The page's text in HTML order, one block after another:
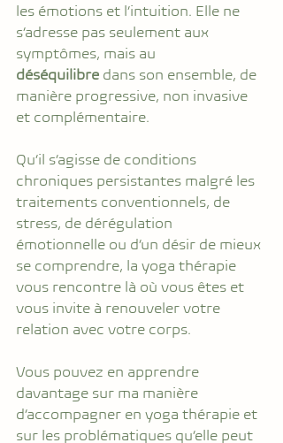
les émotions et l’intuition. Elle ne
s’adresse pas seulement aux
symptômes, mais au
déséquilibre dans son ensemble, de
manière progressive, non invasive
et complémentaire.
Qu’il s’agisse de conditions
chroniques persistantes malgré les
traitements conventionnels, de
stress, de dérégulation
émotionnelle ou d’un désir de mieux
se comprendre, la yoga thérapie
vous rencontre là où vous êtes et
vous invite à renouveler votre
relation avec votre corps.
Vous pouvez en apprendre
davantage sur ma manière
d’accompagner en yoga thérapie et
sur les problématiques qu’elle peut